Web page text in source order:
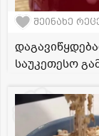
შეინახე
საუკეთესო